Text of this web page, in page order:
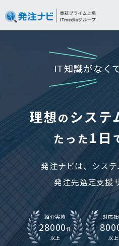
IT知識がなく
理想のシステ
たった1日
発注ナビは、シス
発注先選定支援
紹介実績
28000件
以上
対応
以上